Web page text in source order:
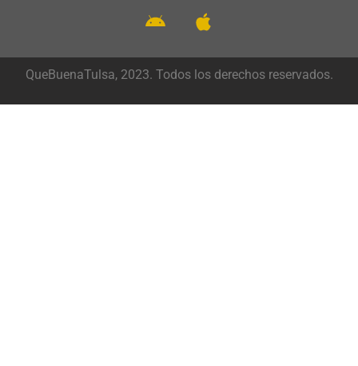
QueBuenaTulsa, 2023. Todos los derechos reservados.